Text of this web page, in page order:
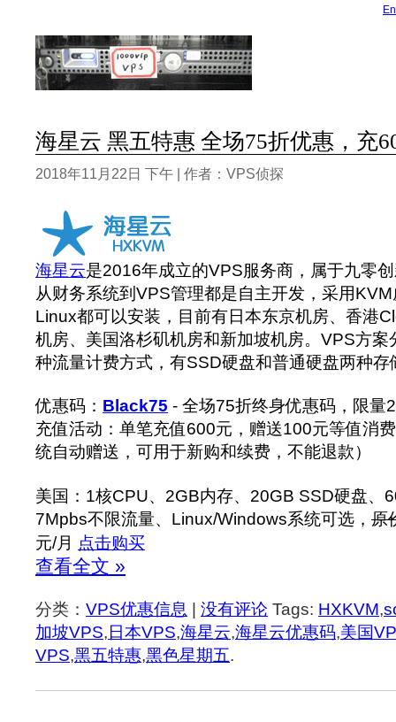
海星云 黑五特惠 全场75折优惠，充
2018年11月22日 下午 | 作者：VPS侦探
海星云是2016年成立的VPS服务商，属于九零
从财务系统到VPS管理都是自主开发，采用
Linux都可以安装，目前有日本东京机房、香港
机房、美国洛杉矶机房和新加坡机房。VPS方案
种流量计费方式，有SSD硬盘和普通硬盘两种存
优惠码： Black75 - 全场75折终身优惠码，限量
充值活动：单笔充值600元，赠送100元等值消
统自动赠送，可用于新购和续费，不能退款）
美国：1核CPU、2GB内存、20GB SSD硬盘、
7Mpbs不限流量、Linux/Windows系统可选， 原
元/月 点击购买
查看全文 »
分类： VPS优惠信息 没有评论 Tags: HXKVM,
加坡VPS, 日本VPS,海星云,海星云优惠码,美国
VPS,黑五特惠,黑色星期五.